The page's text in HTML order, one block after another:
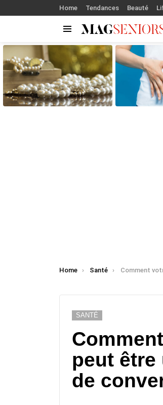
Home Tendances Beauté
STORIES
You are here:
Home Santé Comment votre amour de la
SANTÉ
peut
de